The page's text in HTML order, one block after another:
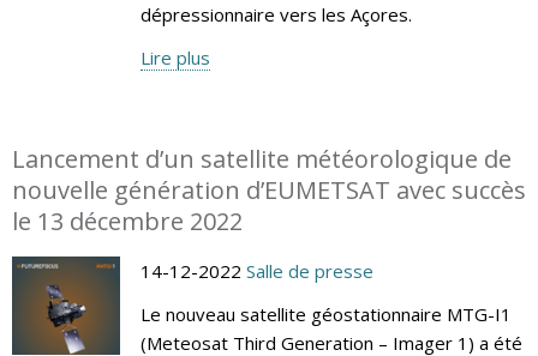
dépressionnaire vers les Açores.
Lire plus
Lancement d’un satellite météorologique de
nouvelle génération d’EUMETSAT avec succès
le 13 décembre 2022
14-12-2022 Salle de presse
Le nouveau satellite géostationnaire MTG-I1
(Meteosat Third Generation – Imager 1) a été